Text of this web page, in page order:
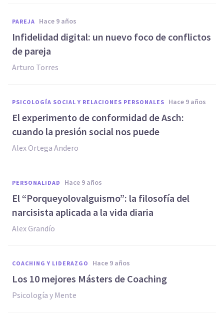
PAREJA hace 9 años
Infidelidad digital: un nuevo foco de conflictos
de pareja
Arturo Torres
PSICOLOGÍA SOCIAL Y RELACIONES PERSONALES hace 9 años
El experimento de conformidad de Asch:
cuando la presión social nos puede
Alex Ortega Andero
PERSONALIDAD hace 9 años
El “Porqueyolovalguismo”: la filosofía del
narcisista aplicada a la vida diaria
Alex Grandío
COACHING Y LIDERAZGO hace 9 años
​Los 10 mejores Másters de Coaching
Psicología y Mente